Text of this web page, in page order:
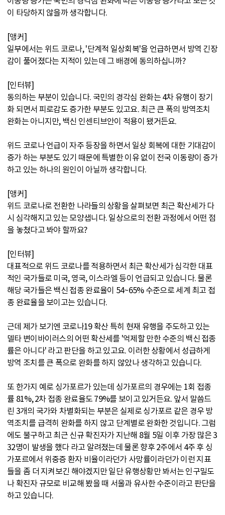
이 타당하지 않을까 생각합니다.
[앵커]
일부에서는 위드 코로나, '단계적 일상회복'을 언급하면서 방역 긴장
감이 풀어졌다는 지적이 있는데 그 배경에 동의하십니까?
[인터뷰]
동의하는 부분이 있습니다. 국민의 경각심 완화는 4차 유행이 장기
화 되면서 피로감도 증가한 부분도 있고요. 최근 큰 폭의 방역조치
완화는 아니지만, 백신 인센티브안이 적용이 됐거든요.
위드 코로나 언급이 자주 등장을 하면서 일상 회복에 대한 기대감이
증가 하는 부분도 있기 때문에 특별한 이유 없이 전국 이동량이 증가
하고 있는 하나의 원인이 아닐까 생각합니다.
[앵커]
위드 코로나로 전환한 나라들의 상황을 살펴보면 최근 확산세가 다
시 심각해지고 있는 모양샙니다. 일상으로의 전환 과정에서 어떤 점
을 놓쳤다고 봐야 할까요?
[인터뷰]
대표적으로 위드 코로나를 적용하면서 최근 확산세가 심각한 대표
적인 국가들로 미국, 영국, 이스라엘 등이 언급되고 있습니다. 물론
해당 국가들은 백신 접종 완료율이 54~65% 수준으로 세계 최고 접
종 완료율을 보이고는 있습니다.
근데 제가 보기엔 코로나19 확산 특히 현재 유행을 주도하고 있는
델타 변이바이러스의 어떤 확산세를 '억제할 만한 수준의 백신 접종
률은 아니다' 라고 판단을 하고 있고요. 이러한 상황에서 성급하게
방역 조치를 큰 폭으로 완화를 하지 않았나 생각하고 있습니다.
또 한가지 예로 싱가포르가 있는데 싱가포르의 경우에는 1회 접종
률 81%, 2차 접종 완료율도 79%를 보이고 있거든요. 앞서 말씀드
린 3개의 국가와 차별화되는 부분은 실제로 싱가포르 같은 경우 방
역조치를 급격히 완화를 하지 않고 단계별로 완화한 것입니다. 그럼
에도 불구하고 최근 신규 확진자가 지난해 8월 5일 이후 가장 많은 3
32명이 발생을 했다 라고 알려졌는데 물론 향후 2주에서 4주 후 싱
가포르에서 위중증 환자 비율이라던가 사망률이라던가 이런 지표
들을 좀 더 지켜보긴 해야겠지만 일단 유행상황만 봐서는 인구밀도
나 확진자 규모로 비교해 봤을 때 서울과 유사한 수준이라고 판단을
하고 있습니다.